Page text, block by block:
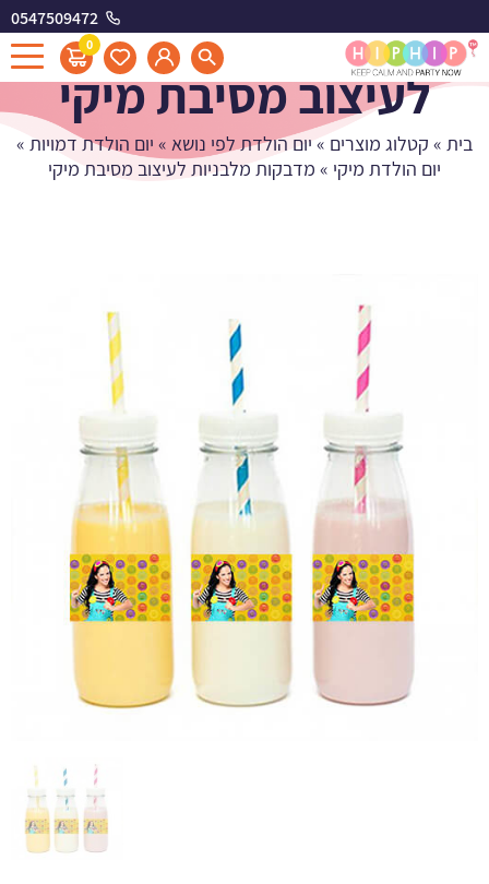
0547509472
0
מדבקות מלבניות
לעיצוב מסיבת מיקי
בית » קטלוג מוצרים » יום הולדת לפי נושא » יום הולדת דמויות »
יום הולדת מיקי » מדבקות מלבניות לעיצוב מסיבת מיקי